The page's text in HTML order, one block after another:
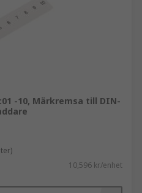
-10, Märkremsa till DIN-
10,596 kr/enhet